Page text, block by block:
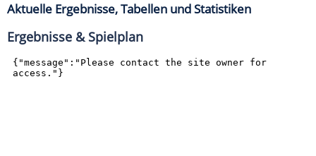
Aktuelle Ergebnisse, Tabellen und Statistiken
Ergebnisse & Spielplan